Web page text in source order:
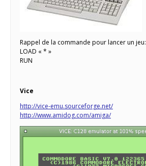
Rappel de la commande pour lancer un jeu:
LOAD « * »
RUN
Vice
http://vice-emu.sourceforge.net/
http://www.amidog.com/amiga/